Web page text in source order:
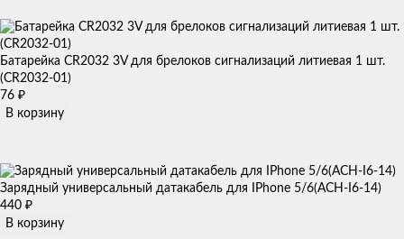
Батарейка CR2032 3V для брелоков сигнализаций литиевая 1 шт.
(CR2032-01)
76 ₽
В корзину
Зарядный универсальный датакабель для IPhone 5/6(ACH-I6-14)
440 ₽
В корзину